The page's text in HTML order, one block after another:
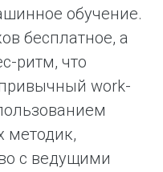
обучение.
бесплатное, а
ритм, что
work-
методик,
с ведущими